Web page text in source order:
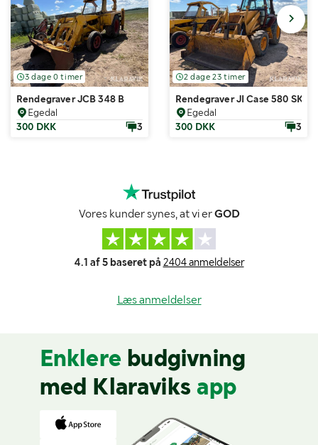
3 dage 0 timer
Rendegraver JCB 348 B
Egedal
300 DKK
3
2 dage 23 timer
Rendegraver JI Case 580 SK
Egedal
300 DKK
3
Vores kunder synes, at vi erGOD
4.1 af 5 baseret på 2404 anmeldelser
Læs anmeldelser
Enklere budgivning
med Klaraviks app